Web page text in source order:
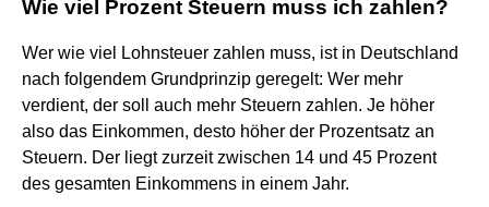
Wie viel Prozent Steuern muss ich zahlen?
Wer wie viel Lohnsteuer zahlen muss, ist in Deutschland
nach folgendem Grundprinzip geregelt: Wer mehr
verdient, der soll auch mehr Steuern zahlen. Je höher
also das Einkommen, desto höher der Prozentsatz an
Steuern. Der liegt zurzeit zwischen 14 und 45 Prozent
des gesamten Einkommens in einem Jahr.